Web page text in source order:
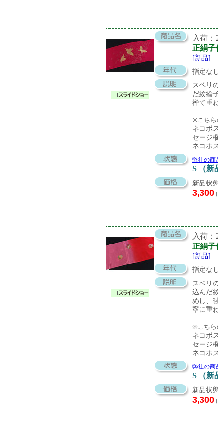
入荷：
正絹子
[新品]
指定な
スベリ
だ紋綸
禅で重
※こちら
ネコポ
セージ
ネコポ
弊社の商
S （新
新品状
3,300
入荷：
正絹子
[新品]
指定な
スベリ
込んだ
めし、
寧に重
※こちら
ネコポ
セージ
ネコポ
弊社の商
S （新
新品状
3,300